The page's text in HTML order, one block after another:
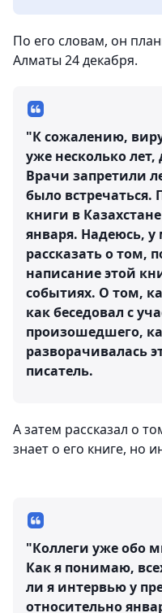
По его словам, он
Алматы 24 декабря.
"К сожалению,
уже несколько
Врачи запретили
было встречаться.
книги в
января. Надеюсь,
рассказать о том,
написание этой
событиях. О том,
как беседовал с
произошедшего,
разворачивалась
писатель.
А затем рассказал о
знает о его книге, но
"Коллеги уже обо
Как я понимаю,
ли я интервью у
относительно